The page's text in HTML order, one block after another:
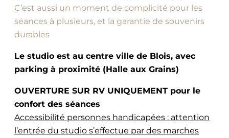
C’est aussi un moment de complicité pour les
séances à plusieurs, et la garantie de souvenirs
durables
Le studio est au centre ville de Blois, avec
parking à proximité (Halle aux Grains)
OUVERTURE SUR RV UNIQUEMENT pour le
confort des séances
Accessibilité personnes handicapées : attention
l’entrée du studio s’effectue par des marches